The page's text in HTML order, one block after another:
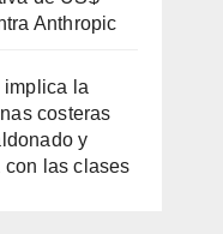
Anthropic
implica la
costeras
y
con las clases